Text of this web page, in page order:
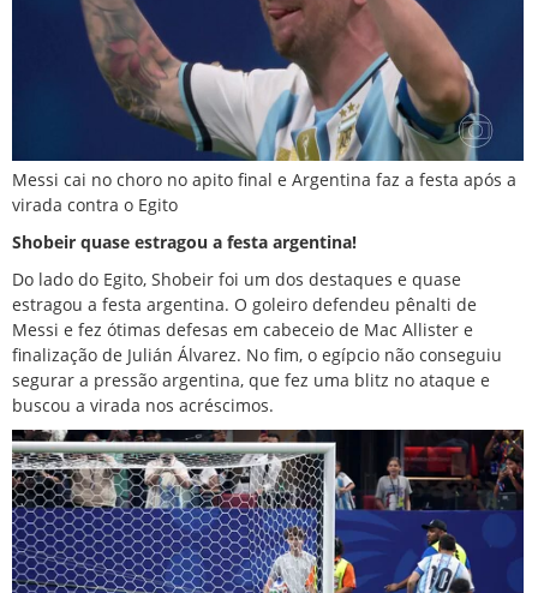
Messi cai no choro no apito final e Argentina faz a festa após a
virada contra o Egito
Shobeir quase estragou a festa argentina!
Do lado do Egito, Shobeir foi um dos destaques e quase
estragou a festa argentina. O goleiro defendeu pênalti de
Messi e fez ótimas defesas em cabeceio de Mac Allister e
finalização de Julián Álvarez. No fim, o egípcio não conseguiu
segurar a pressão argentina, que fez uma blitz no ataque e
buscou a virada nos acréscimos.